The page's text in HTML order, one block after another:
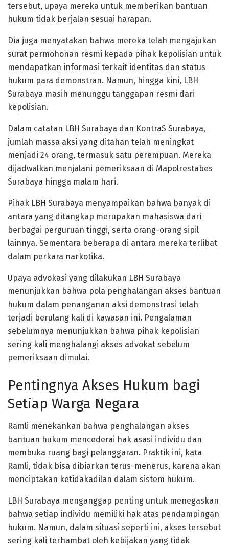
tersebut, upaya mereka untuk memberikan bantuan
hukum tidak berjalan sesuai harapan.
Dia juga menyatakan bahwa mereka telah mengajukan
surat permohonan resmi kepada pihak kepolisian untuk
mendapatkan informasi terkait identitas dan status
hukum para demonstran. Namun, hingga kini, LBH
Surabaya masih menunggu tanggapan resmi dari
kepolisian.
Dalam catatan LBH Surabaya dan KontraS Surabaya,
jumlah massa aksi yang ditahan telah meningkat
menjadi 24 orang, termasuk satu perempuan. Mereka
dijadwalkan menjalani pemeriksaan di Mapolrestabes
Surabaya hingga malam hari.
Pihak LBH Surabaya menyampaikan bahwa banyak di
antara yang ditangkap merupakan mahasiswa dari
berbagai perguruan tinggi, serta orang-orang sipil
lainnya. Sementara beberapa di antara mereka terlibat
dalam perkara narkotika.
Upaya advokasi yang dilakukan LBH Surabaya
menunjukkan bahwa pola penghalangan akses bantuan
hukum dalam penanganan aksi demonstrasi telah
terjadi berulang kali di kawasan ini. Pengalaman
sebelumnya menunjukkan bahwa pihak kepolisian
sering kali menghalangi akses advokat sebelum
pemeriksaan dimulai.
Pentingnya Akses Hukum bagi
Setiap Warga Negara
Ramli menekankan bahwa penghalangan akses
bantuan hukum mencederai hak asasi individu dan
membuka ruang bagi pelanggaran. Praktik ini, kata
Ramli, tidak bisa dibiarkan terus-menerus, karena akan
menciptakan ketidakadilan dalam sistem hukum.
LBH Surabaya menganggap penting untuk menegaskan
bahwa setiap individu memiliki hak atas pendampingan
hukum. Namun, dalam situasi seperti ini, akses tersebut
sering kali terhambat oleh kebijakan yang tidak